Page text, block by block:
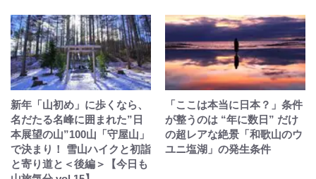
新年「山初め」に歩くなら、
名だたる名峰に囲まれた”日
本展望の山”100山「守屋山」
で決まり！ 雪山ハイクと初詣
と寄り道と＜後編＞【今日も
「ここは本当に日本？」条件
が整うのは “年に数日” だけ
の超レアな絶景「和歌山のウ
ユニ塩湖」の発生条件